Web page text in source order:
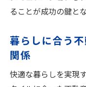
ることが成功の鍵と
暮らしに合う
関係
快適な暮らしを実現